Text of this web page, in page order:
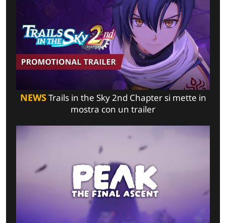
NEWSTrails in the Sky 2nd Chapter si mette in
mostra con un trailer